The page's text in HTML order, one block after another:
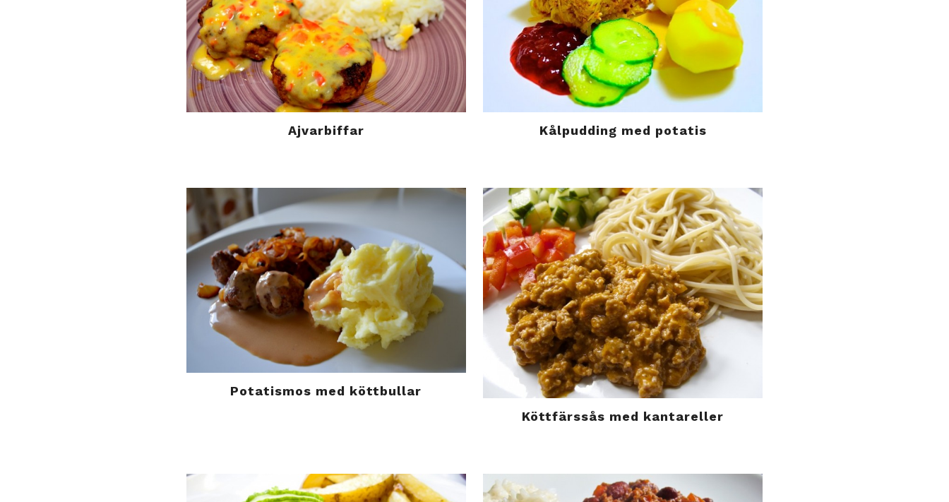
Ajvarbiffar Kålpudding med potatis
Potatismos med köttbullar
Köttfärssås med kantareller